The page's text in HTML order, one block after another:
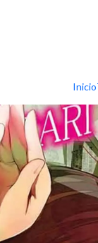
Inicio